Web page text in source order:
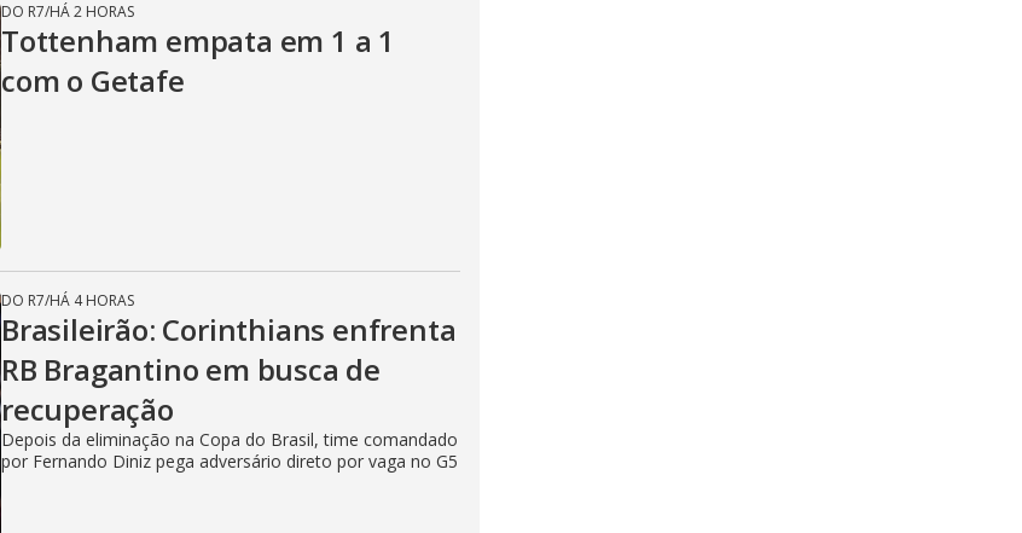
DO R7/HÁ 2 HORAS
Tottenham empata em 1 a 1
com o Getafe
DO R7/HÁ 4 HORAS
Brasileirão: Corinthians enfrenta
RB Bragantino em busca de
recuperação
Depois da eliminação na Copa do Brasil, time comandado
por Fernando Diniz pega adversário direto por vaga no G5